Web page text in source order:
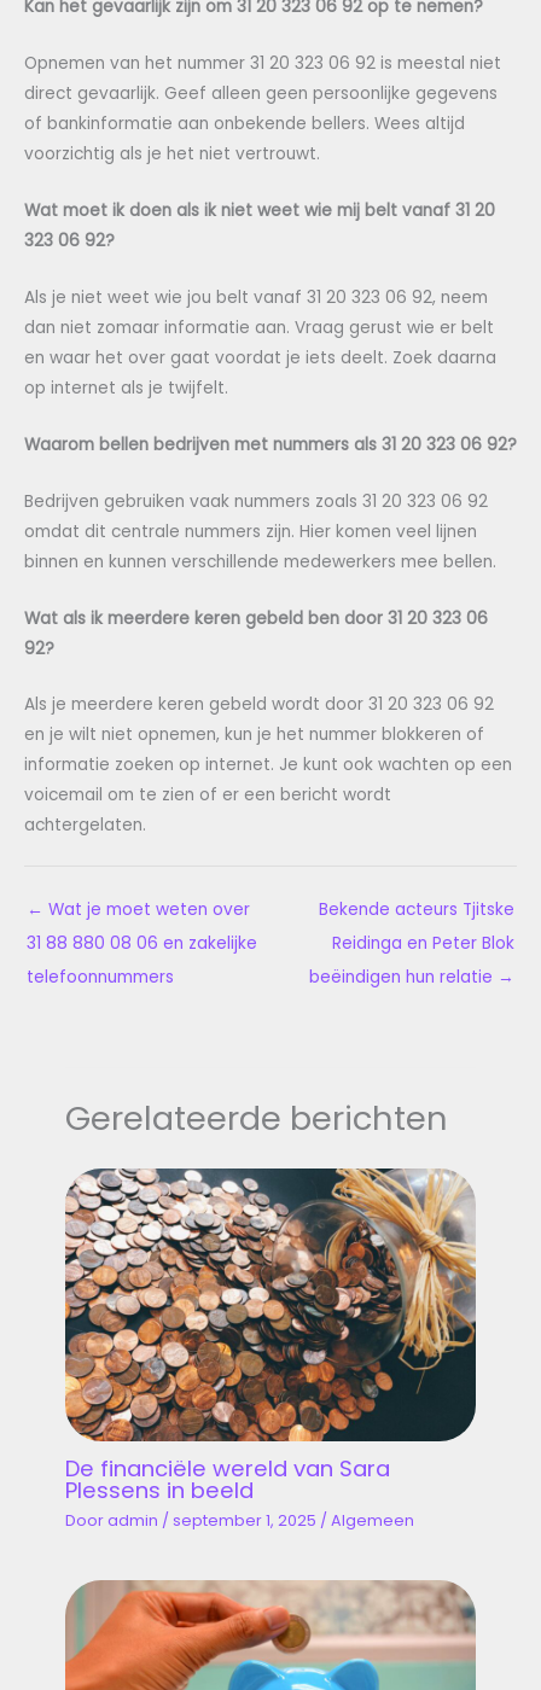
Kan het gevaarlijk zijn om 31 20 323 06 92 op te nemen?
Opnemen van het nummer 31 20 323 06 92 is meestal niet
direct gevaarlijk. Geef alleen geen persoonlijke gegevens
of bankinformatie aan onbekende bellers. Wees altijd
voorzichtig als je het niet vertrouwt.
Wat moet ik doen als ik niet weet wie mij belt vanaf 31 20
323 06 92?
Als je niet weet wie jou belt vanaf 31 20 323 06 92, neem
dan niet zomaar informatie aan. Vraag gerust wie er belt
en waar het over gaat voordat je iets deelt. Zoek daarna
op internet als je twijfelt.
Waarom bellen bedrijven met nummers als 31 20 323 06 92?
Bedrijven gebruiken vaak nummers zoals 31 20 323 06 92
omdat dit centrale nummers zijn. Hier komen veel lijnen
binnen en kunnen verschillende medewerkers mee bellen.
Wat als ik meerdere keren gebeld ben door 31 20 323 06
92?
Als je meerdere keren gebeld wordt door 31 20 323 06 92
en je wilt niet opnemen, kun je het nummer blokkeren of
informatie zoeken op internet. Je kunt ook wachten op een
voicemail om te zien of er een bericht wordt
achtergelaten.
← Wat je moet weten over
31 88 880 08 06 en zakelijke
telefoonnummers
Bekende acteurs Tjitske
Reidinga en Peter Blok
beëindigen hun relatie →
Gerelateerde berichten
De financiële wereld van Sara
Plessens in beeld
Dooradmin /september 1, 2025 /Algemeen